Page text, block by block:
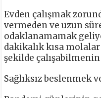
Evden çalışmak
vermeden ve uzun
odaklanamamak
dakikalık kısa
şekilde
Sağlıksız beslenmek